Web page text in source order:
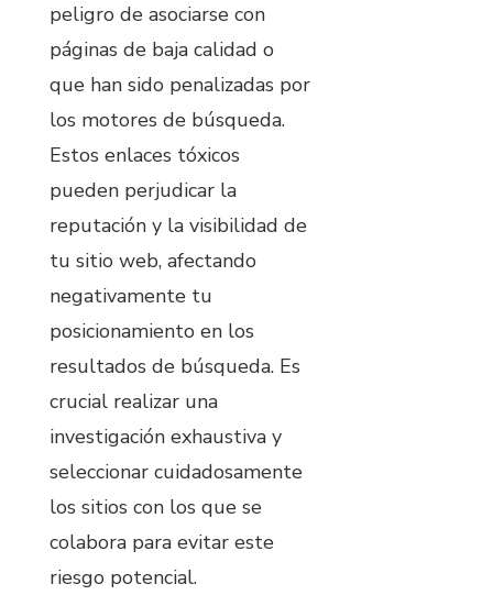
peligro de asociarse con
páginas de baja calidad o
que han sido penalizadas por
los motores de búsqueda.
Estos enlaces tóxicos
pueden perjudicar la
reputación y la visibilidad de
tu sitio web, afectando
negativamente tu
posicionamiento en los
resultados de búsqueda. Es
crucial realizar una
investigación exhaustiva y
seleccionar cuidadosamente
los sitios con los que se
colabora para evitar este
riesgo potencial.